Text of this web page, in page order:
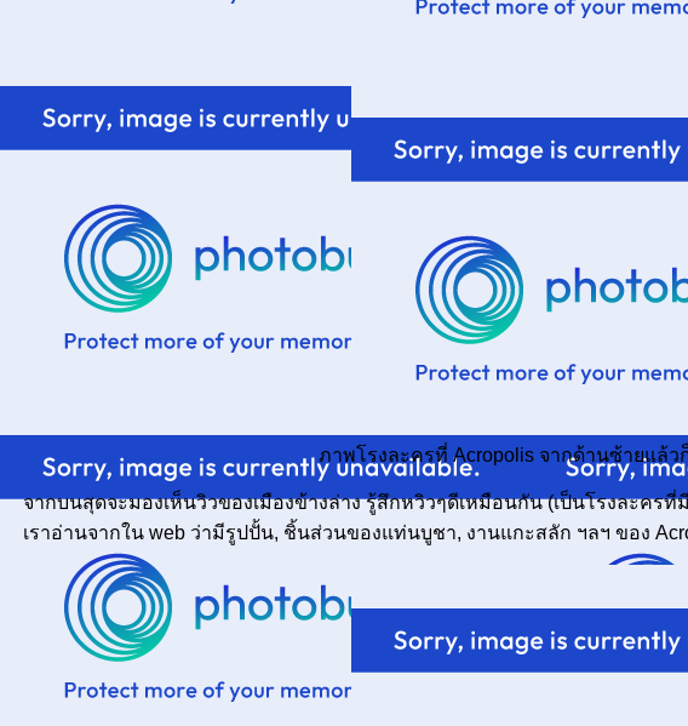
ภาพโรงละครที่ Acropolis จากด้านซ้ายแล้
จากบนสุดจะมองเห็นวิวของเมืองข้างล่าง รู้สึกหวิวๆดีเหมือนกัน (เป็นโรงละค
เราอ่านจากใน web ว่ามีรูปปั้น, ชิ้นส่วนของแท่นบูชา, งานแกะสลัก ฯลฯ ของ